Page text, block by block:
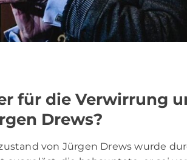
für die Verwirrung
Drews?
von Jürgen Drews wurde